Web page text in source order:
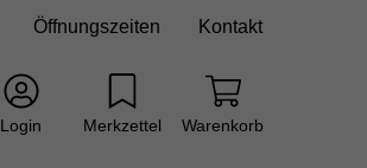
Öffnungszeiten Kontakt
Login Merkzettel Warenkorb